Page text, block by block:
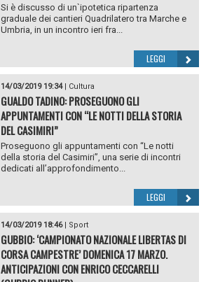
Si è discusso di un`ipotetica ripartenza
graduale dei cantieri Quadrilatero tra Marche e
Umbria, in un incontro ieri fra...
LEGGI
14/03/2019 19:34| Cultura
GUALDO TADINO: PROSEGUONO GLI
APPUNTAMENTI CON “LE NOTTI DELLA STORIA
DEL CASIMIRI”
Proseguono gli appuntamenti con “Le notti
della storia del Casimiri”, una serie di incontri
dedicati all’approfondimento...
LEGGI
14/03/2019 18:46| Sport
GUBBIO: ‘CAMPIONATO NAZIONALE LIBERTAS DI
CORSA CAMPESTRE’ DOMENICA 17 MARZO.
ANTICIPAZIONI CON ENRICO CECCARELLI